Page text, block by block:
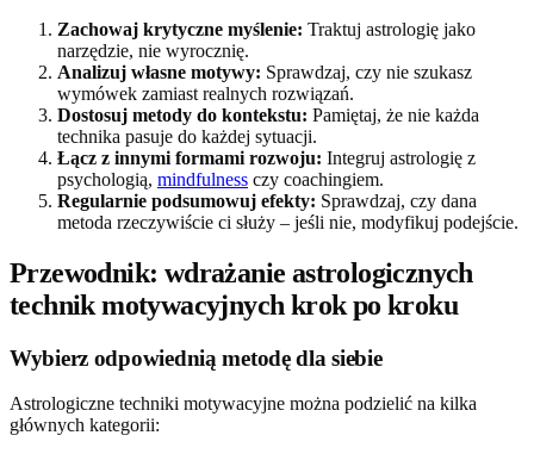
Zachowaj krytyczne myślenie: Traktuj astrologię jako
narzędzie, nie wyrocznię.
Analizuj własne motywy: Sprawdzaj, czy nie szukasz
wymówek zamiast realnych rozwiązań.
Dostosuj metody do kontekstu: Pamiętaj, że nie każda
technika pasuje do każdej sytuacji.
Łącz z innymi formami rozwoju: Integruj astrologię z
psychologią, mindfulness czy coachingiem.
Regularnie podsumowuj efekty: Sprawdzaj, czy dana
metoda rzeczywiście ci służy – jeśli nie, modyfikuj podejście.
Przewodnik: wdrażanie astrologicznych
technik motywacyjnych krok po kroku
Wybierz odpowiednią metodę dla siebie
Astrologiczne techniki motywacyjne można podzielić na kilka
głównych kategorii: